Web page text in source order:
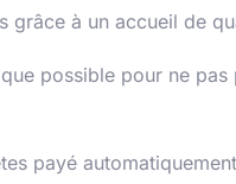
grâce à un accueil de
possible pour ne
payé